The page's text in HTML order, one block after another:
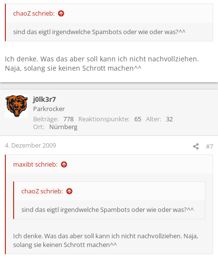
chaoZ schrieb:
sind das eigtl irgendwelche Spambots oder wie oder was?^^
Ich denke. Was das aber soll kann ich nicht nachvollziehen.
Naja, solang sie keinen Schrott machen^^
j0lk3r7
Parkrocker
Beiträge
778 Reaktionspunkte 65 Alter
32
Ort
Nürnberg
4. Dezember 2009 #7
maxibt schrieb:
chaoZ schrieb:
sind das eigtl irgendwelche Spambots oder wie oder was?^^
Ich denke. Was das aber soll kann ich nicht nachvollziehen. Naja,
solang sie keinen Schrott machen^^